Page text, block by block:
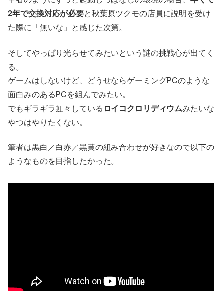
2年で交換対応が必要と秋葉原ツクモの店員に説明を受け
た際に「無いな」と感じた次第。
そしてやっぱり光らせてみたいという謎の挑戦心が出てく
る。
ゲームはしないけど、どうせならゲーミングPCのような
面白みのあるPCを組んでみたい。
でもギラギラ虹々している ロイコクロリディウムみたいな
やつはやりたくない。
筆者は黒白／白赤／黒黄の組み合わせが好きなので以下の
ようなものを目指したかった。